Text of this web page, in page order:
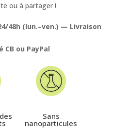
ou à partager !
48h (lun.–ven.) — Livraison
CB ou PayPal
Sans
nanoparticules